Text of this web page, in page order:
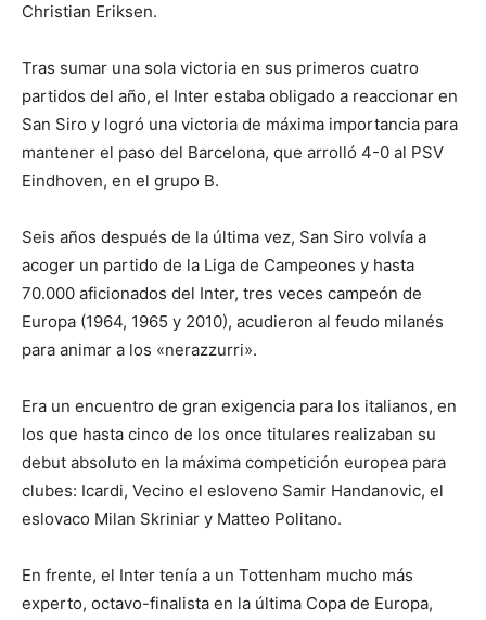
Christian Eriksen.
Tras sumar una sola victoria en sus primeros cuatro
partidos del año, el Inter estaba obligado a reaccionar en
San Siro y logró una victoria de máxima importancia para
mantener el paso del Barcelona, que arrolló 4-0 al PSV
Eindhoven, en el grupo B.
Seis años después de la última vez, San Siro volvía a
acoger un partido de la Liga de Campeones y hasta
70.000 aficionados del Inter, tres veces campeón de
Europa (1964, 1965 y 2010), acudieron al feudo milanés
para animar a los «nerazzurri».
Era un encuentro de gran exigencia para los italianos, en
los que hasta cinco de los once titulares realizaban su
debut absoluto en la máxima competición europea para
clubes: Icardi, Vecino el esloveno Samir Handanovic, el
eslovaco Milan Skriniar y Matteo Politano.
En frente, el Inter tenía a un Tottenham mucho más
experto, octavo-finalista en la última Copa de Europa,